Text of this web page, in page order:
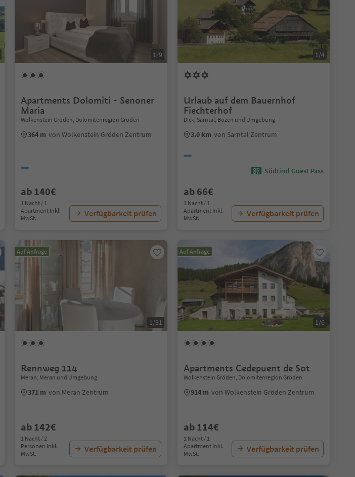
1/9
Apartments Dolomiti - Senoner
Maria
Wolkenstein Gröden, Dolomitenregion Gröden
364 m von Wolkenstein Gröden Zentrum
ab 140€
1 Nacht / 1
Apartment Inkl.
MwSt.
Verfügbarkeit prüfen
1/4
Urlaub auf dem Bauernhof
Fiechterhof
Dick, Sarntal, Bozen und Umgebung
3.0 km von Sarntal Zentrum
Südtirol Guest Pass
ab 66€
1 Nacht / 1
Apartment Inkl.
MwSt.
Verfügbarkeit prüfen
Auf Anfrage
1/31
Rennweg 114
Meran, Meran und Umgebung
371 m von Meran Zentrum
ab 142€
1 Nacht / 2
Personen Inkl.
MwSt.
Verfügbarkeit prüfen
Auf Anfrage
1/6
Apartments Cedepuent de Sot
Wolkenstein Gröden, Dolomitenregion Gröden
914 m von Wolkenstein Gröden Zentrum
ab 114€
1 Nacht / 1
Apartment Inkl.
MwSt.
Verfügbarkeit prüfen